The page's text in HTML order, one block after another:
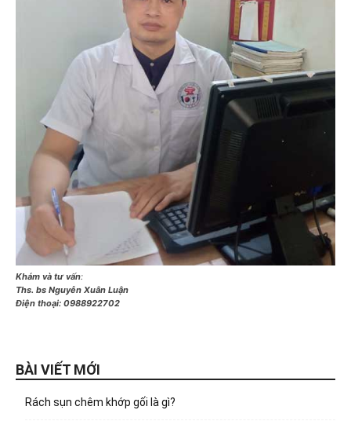
Khám và tư vấn:
Ths. bs Nguyễn Xuân Luận
Điện thoại: 0988922702
BÀI VIẾT MỚI
Rách sụn chêm khớp gối là gì?